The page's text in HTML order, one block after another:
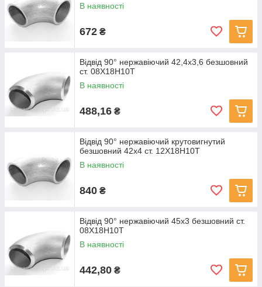
В наявності
672 ₴
Відвід 90° нержавіючий 42,4х3,6 безшовний
ст. 08Х18Н10Т
В наявності
488,16 ₴
Відвід 90° нержавіючий крутовигнутий
безшовний 42x4 ст. 12Х18Н10Т
В наявності
840 ₴
Відвід 90° нержавіючий 45х3 безшовний ст.
08Х18Н10Т
В наявності
442,80 ₴